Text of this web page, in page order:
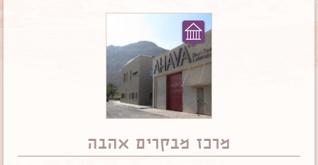
מרכז מבקרים אהבה